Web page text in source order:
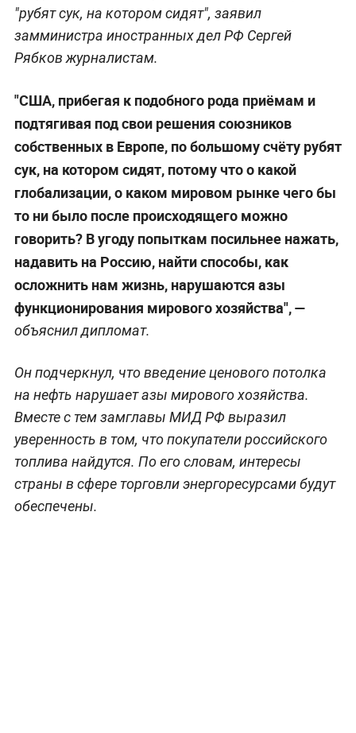
"рубят сук, на котором сидят", заявил
замминистра иностранных дел РФ Сергей
Рябков журналистам.
"США, прибегая к подобного рода приёмам и
подтягивая под свои решения союзников
собственных в Европе, по большому счёту рубят
сук, на котором сидят, потому что о какой
глобализации, о каком мировом рынке чего бы
то ни было после происходящего можно
говорить? В угоду попыткам посильнее нажать,
надавить на Россию, найти способы, как
осложнить нам жизнь, нарушаются азы
функционирования мирового хозяйства", —
объяснил дипломат.
Он подчеркнул, что введение ценового потолка
на нефть нарушает азы мирового хозяйства.
Вместе с тем замглавы МИД РФ выразил
уверенность в том, что покупатели российского
топлива найдутся. По его словам, интересы
страны в сфере торговли энергоресурсами будут
обеспечены.